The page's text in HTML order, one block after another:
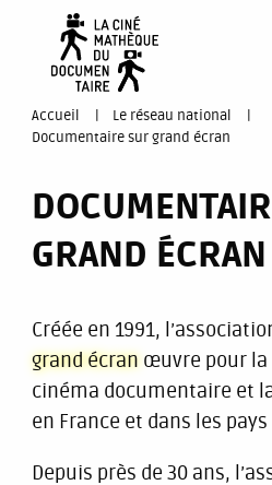
contenu
You
here
Accueil
Le réseau national
Documentaire sur grand écran
GRAND ÉCRAN
Créée en 1991,
grand écran œuvre pour la
cinéma documentaire et
en France et dans les
Depuis près de 30 ans,